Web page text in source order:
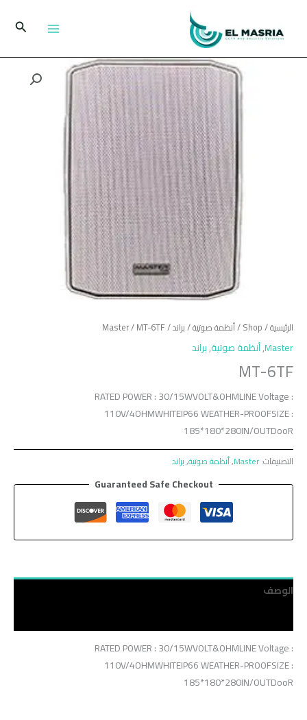
المحتوى
البحث
الرئيسية/
Shop
/أنظمة صوتية/براند/
Master/ MT-6TF
Master
,أنظمة صوتية,براند
MT-6TF
RATED POWER : 30/15WVOLT&OHMLINE Voltage :
110V/4OHMWHITEIP66 WEATHER-PROOFSIZE :
185*180*280IN/OUTDooR
التصنيفات:Master
,أنظمة صوتية,براند
Guaranteed Safe Checkout
الوصف
RATED POWER : 30/15WVOLT&OHMLINE Voltage :
110V/4OHMWHITEIP66 WEATHER-PROOFSIZE :
185*180*280IN/OUTDooR